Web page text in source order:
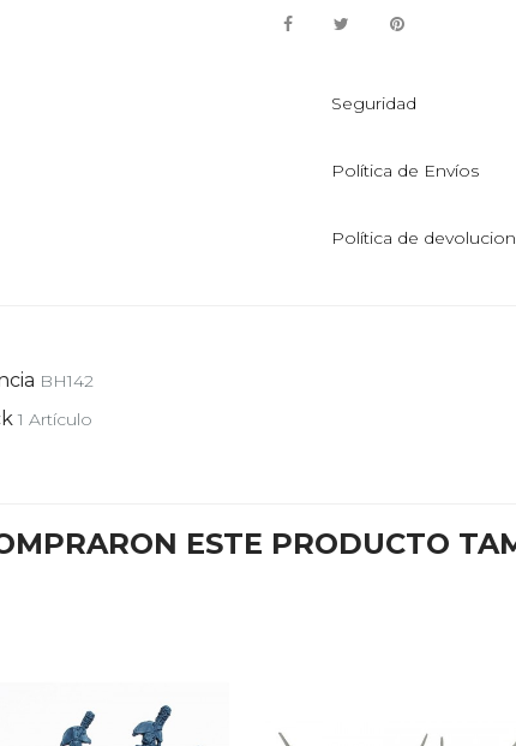
Seguridad
Política de Envíos
Política de
BH142
1 Artículo
ESTE PRODUCTO